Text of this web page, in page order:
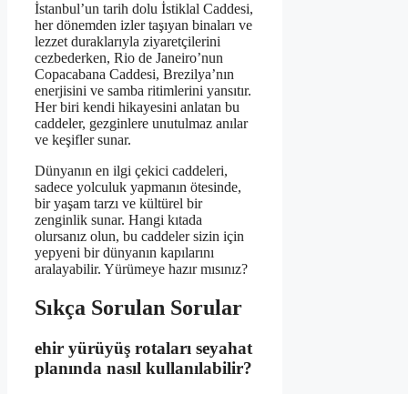
İstanbul’un tarih dolu İstiklal Caddesi,
her dönemden izler taşıyan binaları ve
lezzet duraklarıyla ziyaretçilerini
cezbederken, Rio de Janeiro’nun
Copacabana Caddesi, Brezilya’nın
enerjisini ve samba ritimlerini yansıtır.
Her biri kendi hikayesini anlatan bu
caddeler, gezginlere unutulmaz anılar
ve keşifler sunar.
Dünyanın en ilgi çekici caddeleri,
sadece yolculuk yapmanın ötesinde,
bir yaşam tarzı ve kültürel bir
zenginlik sunar. Hangi kıtada
olursanız olun, bu caddeler sizin için
yepyeni bir dünyanın kapılarını
aralayabilir. Yürümeye hazır mısınız?
Sıkça Sorulan Sorular
ehir yürüyüş rotaları seyahat
planında nasıl kullanılabilir?